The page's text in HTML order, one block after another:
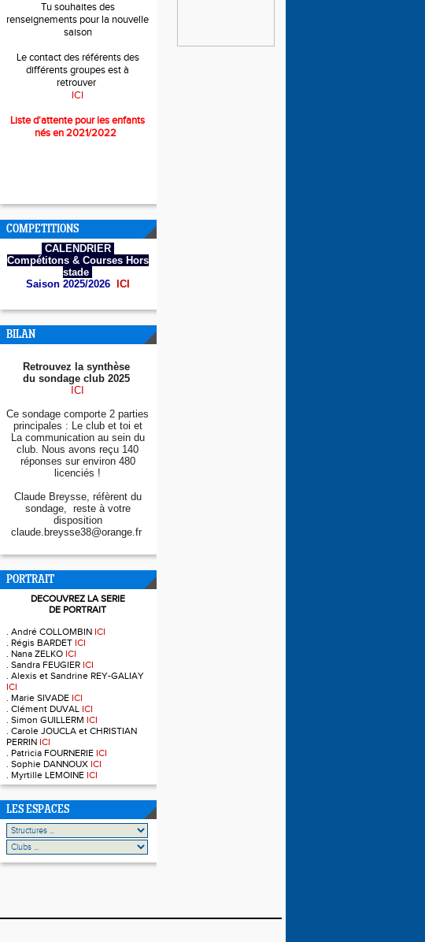
Tu souhaites des
renseignements pour la nouvelle
saison
Le contact des référents des
différents groupes est à
retrouver
ICI
Liste d'attente pour les enfants
nés en 2021/2022
COMPETITIONS
CALENDRIER
Compétitons & Courses Hors
stade
Saison 2025/2026
ICI
BILAN
Retrouvez la synthèse
du sondage club 2025
ICI
Ce sondage comporte 2 parties
principales : Le club et toi et
La communication au sein du
club. Nous avons reçu 140
réponses sur environ 480
licenciés !
Claude Breysse, réfèrent du
sondage, reste à votre
disposition
claude.breysse38@orange.fr
PORTRAIT
DECOUVREZ LA SERIE
DE PORTRAIT
. André COLLOMBIN ICI
. Régis BARDET ICI
. Nana ZELKO ICI
. Sandra FEUGIER ICI
. Alexis et Sandrine REY-GALIAY
ICI
. Marie SIVADE ICI
. Clément DUVAL ICI
. Simon GUILLERM ICI
. Carole JOUCLA et CHRISTIAN
PERRIN ICI
. Patricia FOURNERIE ICI
. Sophie DANNOUX ICI
. Myrtille LEMOINE ICI
LES ESPACES